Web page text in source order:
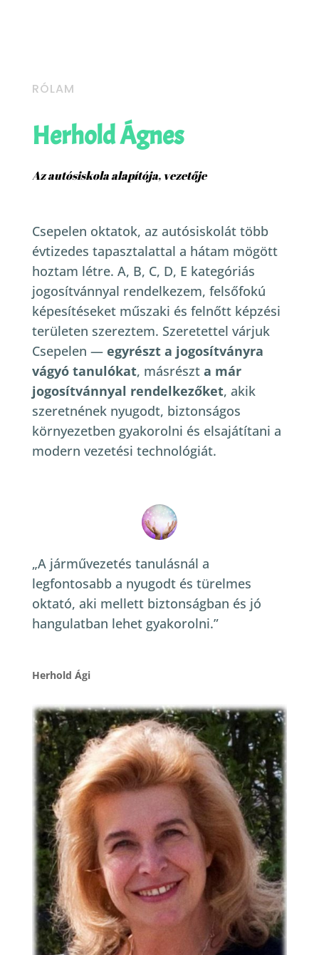
RÓLAM
Herhold Ágnes
Az autósiskola alapítója, vezetője
Csepelen oktatok, az autósiskolát több
évtizedes tapasztalattal a hátam mögött
hoztam létre. A, B, C, D, E kategóriás
jogosítvánnyal rendelkezem, felsőfokú
képesítéseket műszaki és felnőtt képzési
területen szereztem. Szeretettel várjuk
Csepelen — egyrészt a jogosítványra
vágyó tanulókat, másrészt a már
jogosítvánnyal rendelkezőket, akik
szeretnének nyugodt, biztonságos
környezetben gyakorolni és elsajátítani a
modern vezetési technológiát.
„A járművezetés tanulásnál a
legfontosabb a nyugodt és türelmes
oktató, aki mellett biztonságban és jó
hangulatban lehet gyakorolni.”
Herhold Ági